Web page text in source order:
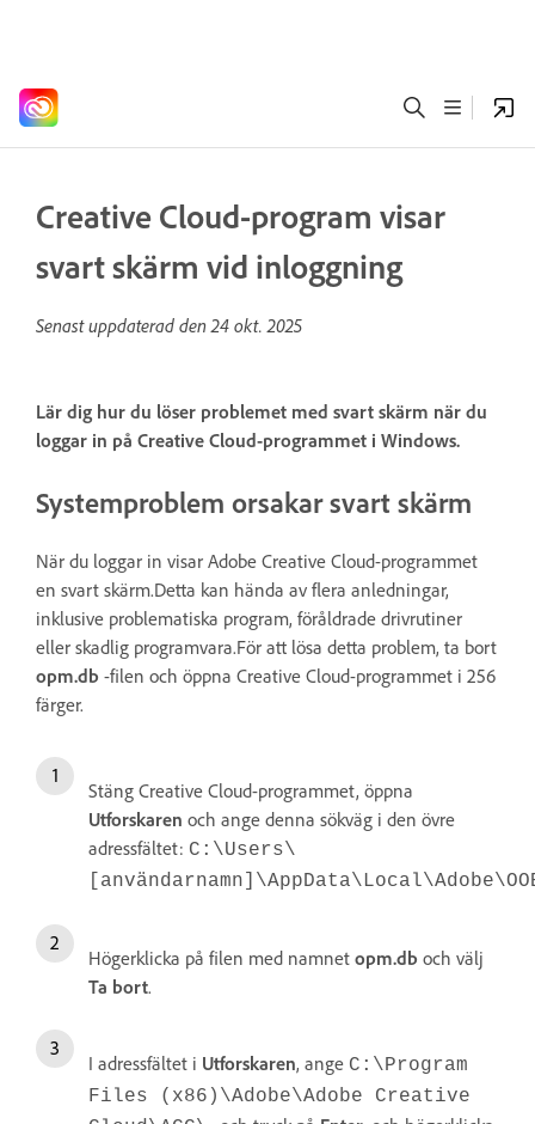
Creative Cloud-program visar
svart skärm vid inloggning
Senast uppdaterad den24 okt. 2025
Lär dig hur du löser problemet med svart skärm när du
loggar in på Creative Cloud-programmet i Windows.
Systemproblem orsakar svart skärm
När du loggar in visar Adobe Creative Cloud-programmet
en svart skärm.Detta kan hända av flera anledningar,
inklusive problematiska program, föråldrade drivrutiner
eller skadlig programvara.För att lösa detta problem, ta bort
opm.db -filen och öppna Creative Cloud-programmet i 256
färger.
Stäng Creative Cloud-programmet, öppna
Utforskaren och ange denna sökväg i den övre
adressfältet: C:\Users\
Högerklicka på filen med namnet opm.db och välj
Ta bort.
I adressfältet i Utforskaren, ange C:\Program
Files (x86)\Adobe\Adobe Creative